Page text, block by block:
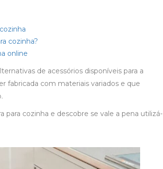
cozinha?
online
de acessórios disponíveis para a
fabricada com materiais variados e que
para cozinha e descobre se vale a pena utilizá-